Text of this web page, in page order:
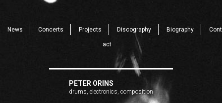
News Concerts Projects Discography Biography Cont
act
PETER ORINS
drums, electronics, composition